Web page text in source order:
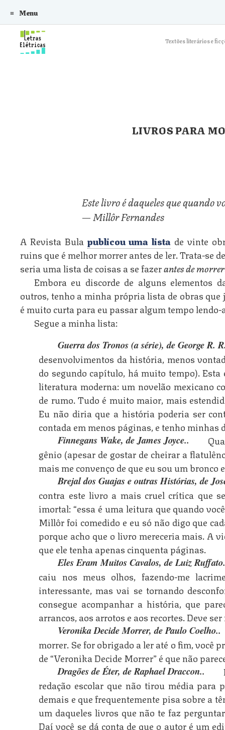
Textões literários e
Menu
Skip to content
LIVROS PARA
Este livro é daqueles que quando
— Millôr Fernandes
A Revista Bula publicou uma lista de vinte
ruins que é melhor morrer antes de ler. Trata-se
seria uma lista de coisas a se fazerantes de morrer
Embora eu discorde de alguns elementos
outros, tenho a minha própria lista de obras que
é muito curta para eu passar algum tempo lendo-
Segue a minha lista:
Guerra dos Tronos (a série), de George R.
desenvolvimentos da história, menos
do segundo capítulo, há muito tempo).
literatura moderna: um novelão mexicano
de rumo. Tudo é muito maior, mais
Eu não diria que a história poderia ser
contada em menos páginas, e tenho
Finnegans Wake, de James Joyce.
gênio (apesar de gostar de cheirar a
mais me convenço de que eu sou um bronco
Brejal dos Guajas e outras Histórias, de
contra este livro a mais cruel crítica que
imortal: “essa é uma leitura que quando
Millôr foi comedido e eu só não digo que
porque acho que o livro mereceria mais. A
que ele tenha apenas cinquenta páginas.
Eles Eram Muitos Cavalos, de Luiz Ruffato.
caiu nos meus olhos, fazendo-me
interessante, mas vai se tornando
consegue acompanhar a história, que
arrancos, aos arrotos e aos recortes. Deve
Veronika Decide Morrer, de Paulo Coelho.
morrer. Se for obrigado a ler até o fim, você
de “Veronika Decide Morrer” é que não
Dragões de Éter, de Raphael Draccon.
redação escolar que não tirou média para
demais e que frequentemente pisa sobre a
um daqueles livros que não te faz
Daí você se dá conta de que o autor é um